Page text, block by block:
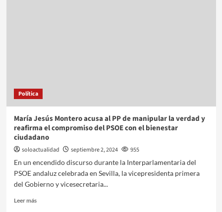
Política
María Jesús Montero acusa al PP de manipular la verdad y
reafirma el compromiso del PSOE con el bienestar
ciudadano
soloactualidad septiembre 2, 2024
955
En un encendido discurso durante la Interparlamentaria del
PSOE andaluz celebrada en Sevilla, la vicepresidenta primera
del Gobierno y vicesecretaria...
Leer más